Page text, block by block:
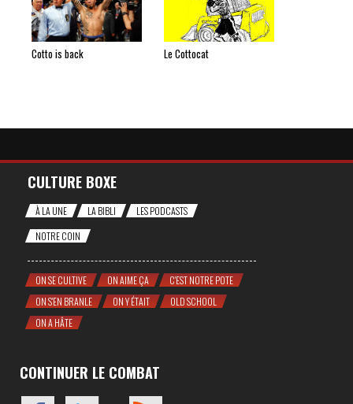
Cotto is back Le Cottocat
CULTURE BOXE
À LA UNE LA BIBLI
LES PODCASTS
NOTRE COIN
ON SE CULTIVE ON AIME ÇA
C'EST NOTRE POTE
ON S'EN BRANLE
ON Y ÉTAIT
OLD SCHOOL
ON A HÂTE
CONTINUER LE COMBAT